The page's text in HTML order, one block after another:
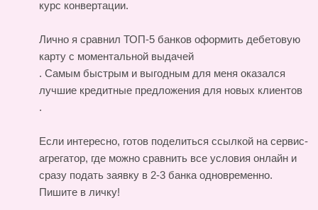
курс конвертации.
Лично я сравнил ТОП-5 банков оформить дебетовую
карту с моментальной выдачей
. Самым быстрым и выгодным для меня оказался
лучшие кредитные предложения для новых клиентов
.
Если интересно, готов поделиться ссылкой на сервис-
агрегатор, где можно сравнить все условия онлайн и
сразу подать заявку в 2-3 банка одновременно.
Пишите в личку!